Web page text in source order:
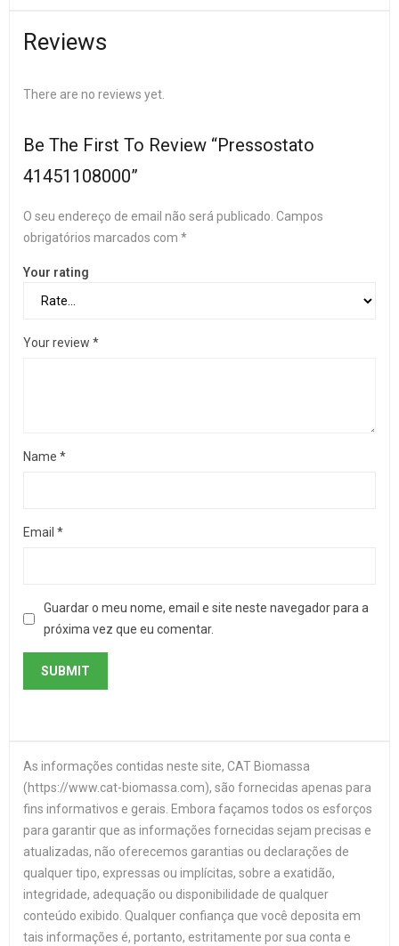
Reviews
There are no reviews yet.
Be The First To Review “Pressostato
41451108000”
O seu endereço de email não será publicado. Campos
obrigatórios marcados com *
Your rating
Your review *
Name *
Email *
Guardar o meu nome, email e site neste navegador para a
próxima vez que eu comentar.
As informações contidas neste site, CAT Biomassa
(https://www.cat-biomassa.com), são fornecidas apenas para
fins informativos e gerais. Embora façamos todos os esforços
para garantir que as informações fornecidas sejam precisas e
atualizadas, não oferecemos garantias ou declarações de
qualquer tipo, expressas ou implícitas, sobre a exatidão,
integridade, adequação ou disponibilidade de qualquer
conteúdo exibido. Qualquer confiança que você deposita em
tais informações é, portanto, estritamente por sua conta e